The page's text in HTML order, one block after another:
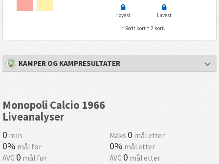
Høyest
Lavest
* Rødt kort = 2 kort.
KAMPER OG KAMPRESULTATER
Monopoli Calcio 1966
Liveanalyser
0 min Maks 0 mål etter
0% mål før 0% mål etter
AVG 0 mål før AVG 0 mål etter